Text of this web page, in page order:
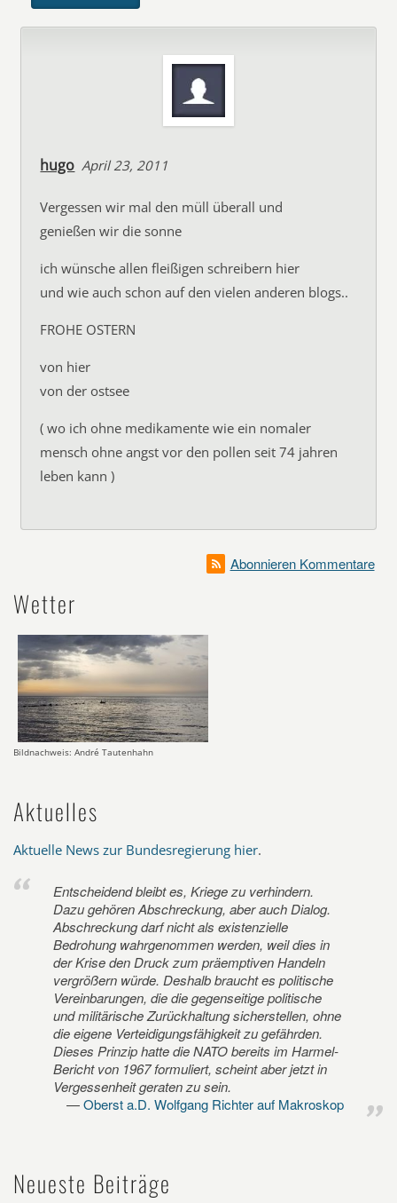
hugo April 23, 2011
Vergessen wir mal den müll überall und
genießen wir die sonne
ich wünsche allen fleißigen schreibern hier
und wie auch schon auf den vielen anderen blogs..
FROHE OSTERN
von hier
von der ostsee
( wo ich ohne medikamente wie ein nomaler
mensch ohne angst vor den pollen seit 74 jahren
leben kann )
Abonnieren Kommentare
Wetter
Bildnachweis: André Tautenhahn
Aktuelles
Aktuelle News zur Bundesregierung hier.
Entscheidend bleibt es, Kriege zu verhindern.
Dazu gehören Abschreckung, aber auch Dialog.
Abschreckung darf nicht als existenzielle
Bedrohung wahrgenommen werden, weil dies in
der Krise den Druck zum präemptiven Handeln
vergrößern würde. Deshalb braucht es politische
Vereinbarungen, die die gegenseitige politische
und militärische Zurückhaltung sicherstellen, ohne
die eigene Verteidigungsfähigkeit zu gefährden.
Dieses Prinzip hatte die NATO bereits im Harmel-
Bericht von 1967 formuliert, scheint aber jetzt in
Vergessenheit geraten zu sein.
Oberst a.D. Wolfgang Richter auf Makroskop
Neueste Beiträge